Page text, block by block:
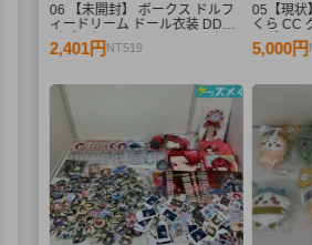
06 【未開封】 ボークス ドルフ
ィードリーム ドール衣装 DD用
ボディタイツ セミホワイトカラ
ー 初音ミク 2点 A /ドール
2,401円 NT519
05【現状
くら CC
ドダス マ
桜 少狼 他
5,000円